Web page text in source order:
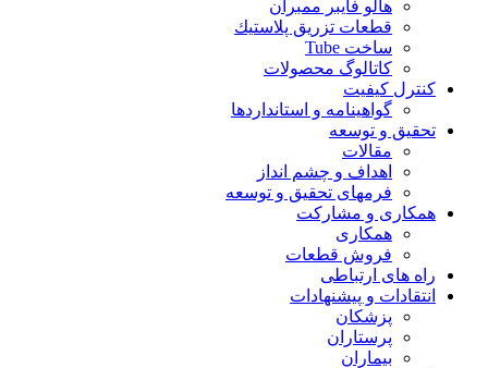
هالو فایبر ممبران
قطعات تزريق پلاستيك
ساخت Tube
کاتالوگ محصولات
کنترل کیفیت
گواهينامه و استانداردها
تحقيق و توسعه
مقالات
اهداف و چشم انداز
فرمهای تحقیق و توسعه
همکاری و مشارکت
همکاری
فروش قطعات
راه های ارتباطی
انتقادات و پيشنهادات
پزشكان
پرستاران
بيماران